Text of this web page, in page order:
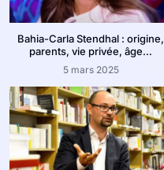
Bahia-Carla Stendhal : origine,
parents, vie privée, âge…
5 mars 2025